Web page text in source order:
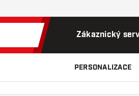
Zákaznický
PERSONALIZACE